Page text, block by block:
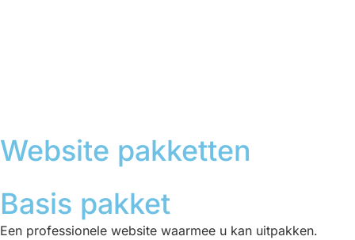
Website pakketten
Basis pakket
Een professionele website waarmee u kan uitpakken.